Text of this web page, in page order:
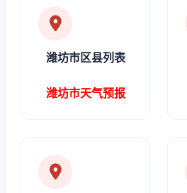
潍坊市区县列表
潍坊市天气预报